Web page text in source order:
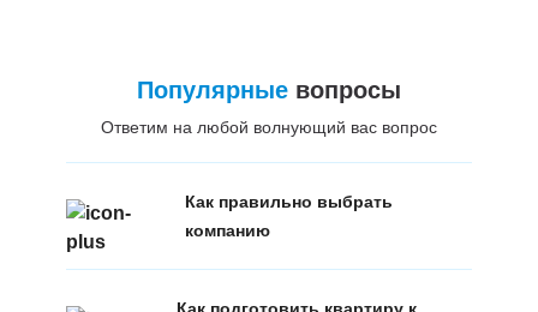
Популярныевопросы
Ответим на любой волнующий вас вопрос
Как правильно выбрать
компанию
Как подготовить квартиру к